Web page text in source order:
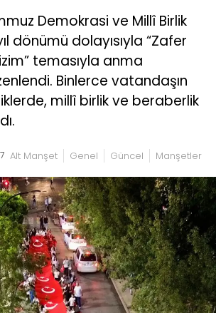
Demokrasi ve Millî Birlik
dönümü dolayısıyla “Zafer
temasıyla anma
Binlerce vatandaşın
millî birlik ve beraberlik
Alt Manşet Genel Güncel Manşetler